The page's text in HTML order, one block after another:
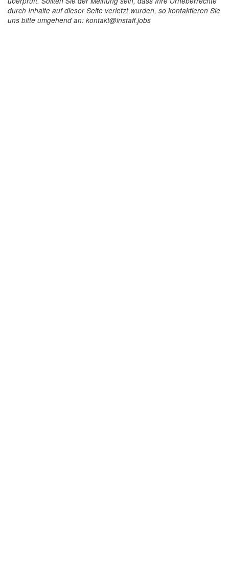
durch Inhalte auf dieser Seite verletzt wurden, so kontaktieren Sie
uns bitte umgehend an: kontakt@instaff.jobs